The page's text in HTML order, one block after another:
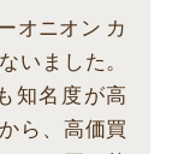
オニオン カ
いました。
知名度が高
ら、高価買